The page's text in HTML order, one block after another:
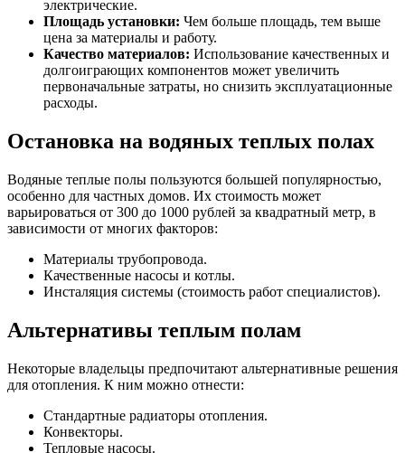
электрические.
Площадь установки: Чем больше площадь, тем выше
цена за материалы и работу.
Качество материалов: Использование качественных и
долгоиграющих компонентов может увеличить
первоначальные затраты, но снизить эксплуатационные
расходы.
Остановка на водяных теплых полах
Водяные теплые полы пользуются большей популярностью,
особенно для частных домов. Их стоимость может
варьироваться от 300 до 1000 рублей за квадратный метр, в
зависимости от многих факторов:
Материалы трубопровода.
Качественные насосы и котлы.
Инсталяция системы (стоимость работ специалистов).
Альтернативы теплым полам
Некоторые владельцы предпочитают альтернативные решения
для отопления. К ним можно отнести:
Стандартные радиаторы отопления.
Конвекторы.
Тепловые насосы.